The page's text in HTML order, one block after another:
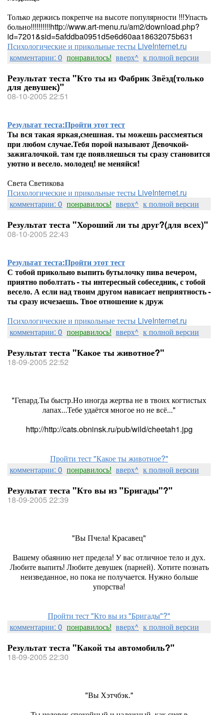
Только держись покрепче на высоте популярности !!!Упасть
больно!!!!!!!!!!http://www.art-menu.ru/am2/download.php?
id=7201&sid=5afddba0951d5e6d60aa18632075b631
Психологические и прикольные тесты LiveInternet.ru
комментарии: 0 понравилось! вверх^ к полной версии
Результат теста "Кто ты из Фабрик Звёзд(только
для девушек)"
08-10-2005 22:51
Результат теста:Пройти этот тест
Ты вся такая яркая,смешная. ты можешь рассмеяться
при любом случае.Тебя порой называют Девочкой-
зажигалочкой. там где появляешься ты сразу становится
уютно и весело. молодец! не меняйся!
Света Светикова
Психологические и прикольные тесты LiveInternet.ru
комментарии: 0 понравилось! вверх^ к полной версии
Результат теста "Хороший ли ты друг?(для всех)"
08-10-2005 22:43
Результат теста:Пройти этот тест
С тобой прикольно выпить бутылочку пива вечером,
приятно поболтать - ты интересный собеседник, с тобой
весело. А если над твоим другом нависает неприятность -
ты сразу исчезаешь. Твое отношение к друж
Психологические и прикольные тесты LiveInternet.ru
комментарии: 0 понравилось! вверх^ к полной версии
Результат теста "Какое ты животное?"
18-09-2005 22:52
"Гепард.Ты быстр.Но иногда жертва не в твоих когтистых
лапах...Тебе удаётся многое но не всё..."
http://http://cats.obninsk.ru/pub/wild/cheetah1.jpg
Пройти тест "Какое ты животное?"
комментарии: 0 понравилось! вверх^ к полной версии
Результат теста "Кто вы из "Бригады"?"
18-09-2005 22:39
"Вы Пчела! Красавец"
Вашему обаянию нет предела! У вас отличное тело и дух.
Любите выпить! Любите девушек (парней). Хотите познать
неизведанное, но пока не получается. Нужно больше
упорства!
Пройти тест "Кто вы из "Бригады"?"
комментарии: 0 понравилось! вверх^ к полной версии
Результат теста "Какой ты автомобиль?"
18-09-2005 22:30
"Вы Хэтчбэк."